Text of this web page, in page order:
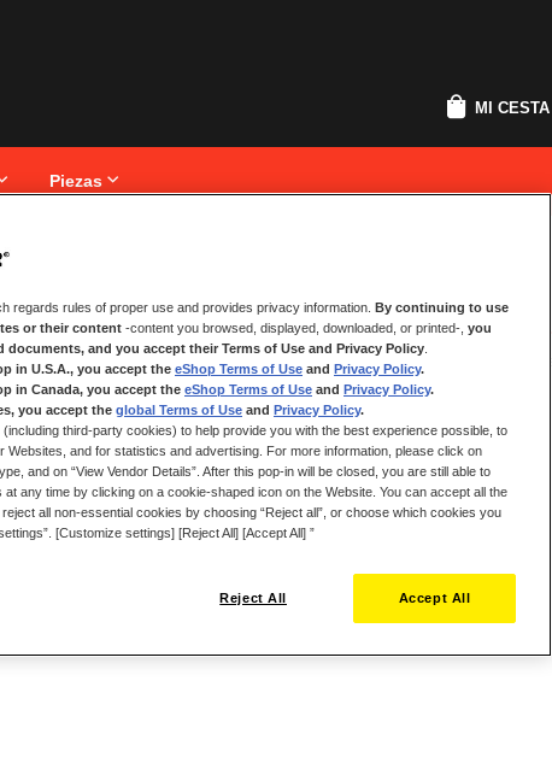
MI CESTA
Piezas
NUEVOS CLIENTES
Crear una cuenta tiene muchos beneficios: Pago
seguimiento de pedidos y mucho más.
CREAR UNA CUENTA
regards rules of proper use and provides privacy information. By continuing to use
or their content -content you browsed, displayed, downloaded, or printed-, you
and you accept their Terms of Use and Privacy Policy
in U.S.A., you accept the eShop Terms of Use and Privacy Policy.
in Canada, you accept the eShop Terms of Use and Privacy Policy.
you accept the global Terms of Use and Privacy Policy.
third-party cookies) to help provide you with the best experience possible, to
Websites, and for statistics and advertising. For more information, please click on
and on “View Vendor Details”. After this pop-in will be closed, you are still able to
any time by clicking on a cookie-shaped icon on the Website. You can accept all the
all non-essential cookies by choosing “Reject all”, or choose which cookies you
[Customize settings] [Reject All] [Accept All] ”
Reject All Accept All